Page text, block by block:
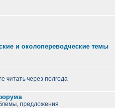
и околопереводческие темы
читать через полгода
предложения